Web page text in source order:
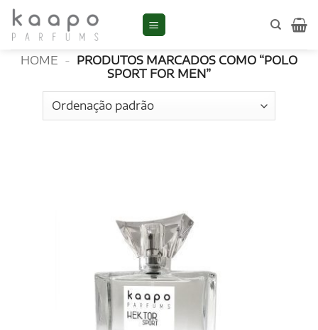
Skip
content
Polo Sport for Men
HOME - PRODUTOS MARCADOS COMO “POLO
SPORT FOR MEN”